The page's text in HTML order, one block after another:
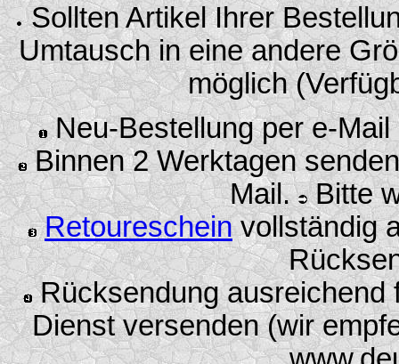
Sollten Artikel Ihrer
Umtausch in eine andere
möglich
Neu-Bestellung per e-
Binnen 2 Werktagen
Mail. Bitte
Retourescheinvollständig
Rücksendung ausreichend
Dienst versenden (wir